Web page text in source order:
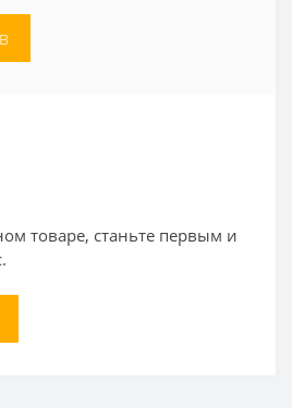
товаре, станьте первым и